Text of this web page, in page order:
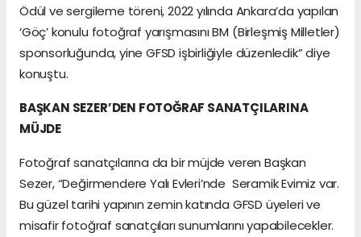
Ödül ve sergileme töreni, 2022 yılında Ankara’da yapılan
‘Göç’ konulu fotoğraf yarışmasını BM (Birleşmiş Milletler)
sponsorluğunda, yine GFSD işbirliğiyle düzenledik” diye
konuştu.
BAŞKAN SEZER’DEN FOTOĞRAF SANATÇILARINA
MÜJDE
Fotoğraf sanatçılarına da bir müjde veren Başkan
Sezer, “Değirmendere Yalı Evleri’nde Seramik Evimiz var.
Bu güzel tarihi yapının zemin katında GFSD üyeleri ve
misafir fotoğraf sanatçıları sunumlarını yapabilecekler.